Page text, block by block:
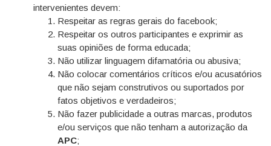
intervenientes devem:
Respeitar as regras gerais do facebook;
Respeitar os outros participantes e exprimir as
suas opiniões de forma educada;
Não utilizar linguagem difamatória ou abusiva;
Não colocar comentários críticos e/ou acusatórios
que não sejam construtivos ou suportados por
fatos objetivos e verdadeiros;
Não fazer publicidade a outras marcas, produtos
e/ou serviços que não tenham a autorização da
APC;